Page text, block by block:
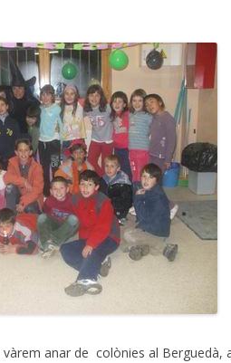
vàrem anar de colònies al Berguedà,